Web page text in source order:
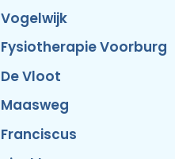
Vogelwijk
Fysiotherapie Voorburg
De Vloot
Maasweg
Franciscus